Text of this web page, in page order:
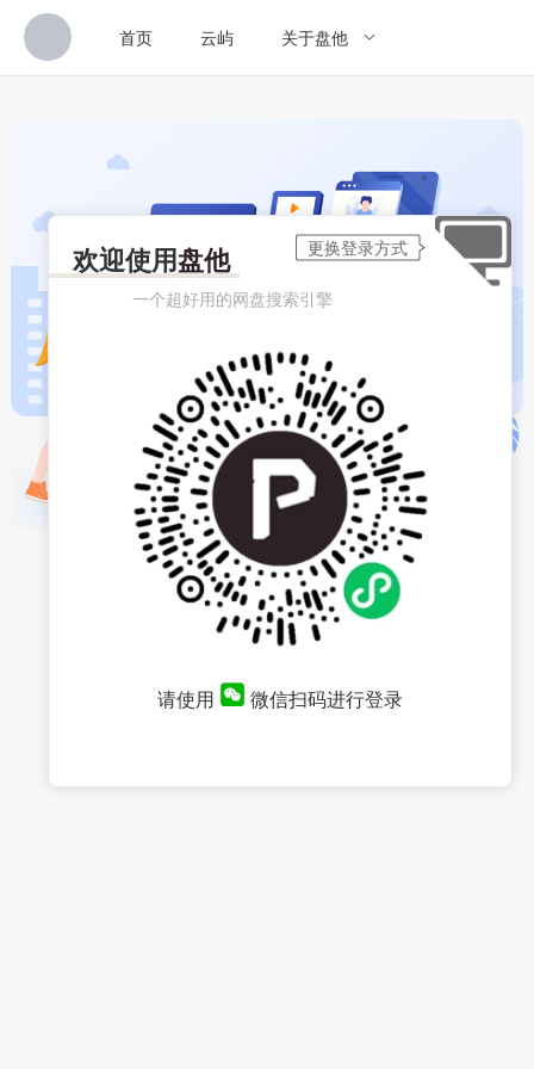
首页 云屿 关于盘他
欢迎使用盘他
一个超好用的网盘搜索引擎
请使用 微信扫码进行登录